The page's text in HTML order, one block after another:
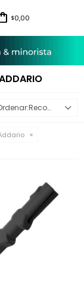
$0,00
Recomendados